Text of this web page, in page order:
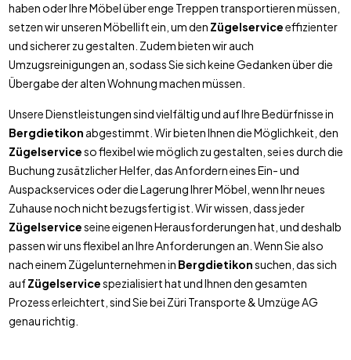
haben oder Ihre Möbel über enge Treppen transportieren müssen,
setzen wir unseren Möbellift ein, um den Zügelserviceeffizienter
und sicherer zu gestalten. Zudem bieten wir auch
Umzugsreinigungen an, sodass Sie sich keine Gedanken über die
Übergabe der alten Wohnung machen müssen.
Unsere Dienstleistungen sind vielfältig und auf Ihre Bedürfnisse in
Bergdietikon abgestimmt. Wir bieten Ihnen die Möglichkeit, den
Zügelserviceso flexibel wie möglich zu gestalten, sei es durch die
Buchung zusätzlicher Helfer, das Anfordern eines Ein- und
Auspackservices oder die Lagerung Ihrer Möbel, wenn Ihr neues
Zuhause noch nicht bezugsfertig ist. Wir wissen, dass jeder
Zügelserviceseine eigenen Herausforderungen hat, und deshalb
passen wir uns flexibel an Ihre Anforderungen an. Wenn Sie also
nach einem Zügelunternehmen in Bergdietikonsuchen, das sich
aufZügelservicespezialisiert hat und Ihnen den gesamten
Prozess erleichtert, sind Sie bei Züri Transporte & Umzüge AG
genau richtig.